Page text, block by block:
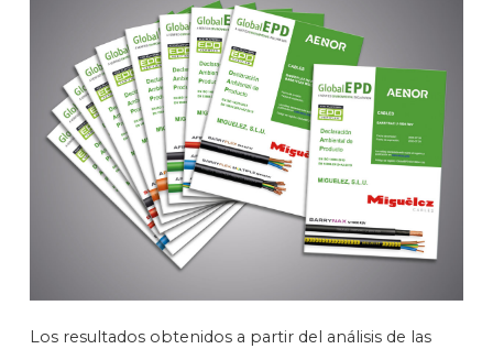
Los resultados obtenidos a partir del análisis de las